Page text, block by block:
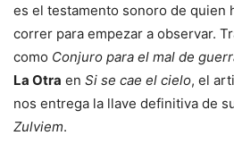
es el testamento sonoro de quien
correr para empezar a observar.
como Conjuro para el mal de
La Otra en Si se cae el cielo, el
nos entrega la llave definitiva de
Zulviem.